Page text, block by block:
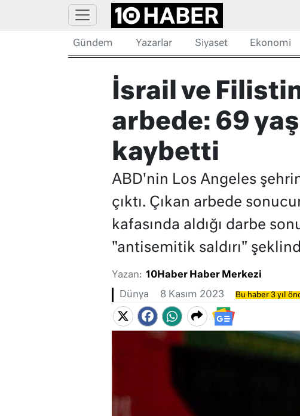
Gündem Yazarlar Siyaset Ekonomi
İsrail ve
arbede: 69
kaybetti
ABD'nin Los Angeles
çıktı. Çıkan arbede
kafasında aldığı darbe
"antisemitik saldırı"
Yazan: 10Haber Haber Merkezi
Dünya 8 Kasım 2023 Bu haber 3 yıl